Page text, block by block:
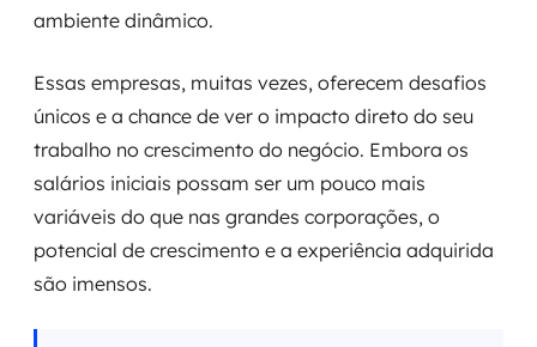
ambiente dinâmico.
Essas empresas, muitas vezes, oferecem desafios
únicos e a chance de ver o impacto direto do seu
trabalho no crescimento do negócio. Embora os
salários iniciais possam ser um pouco mais
variáveis do que nas grandes corporações, o
potencial de crescimento e a experiência adquirida
são imensos.